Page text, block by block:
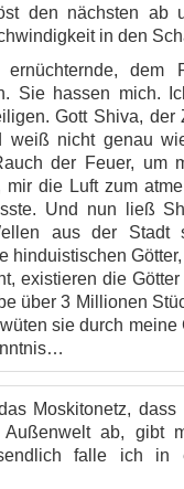
den nächsten ab
in den
dem
Sie hassen mich.
Gott Shiva, der
weiß nicht genau
der Feuer, um
die Luft zum
Und nun ließ
aus der Stadt
hinduistischen
existieren die
über 3 Millionen
sie durch meine
Moskitonetz, dass
ab, gibt
falle ich in